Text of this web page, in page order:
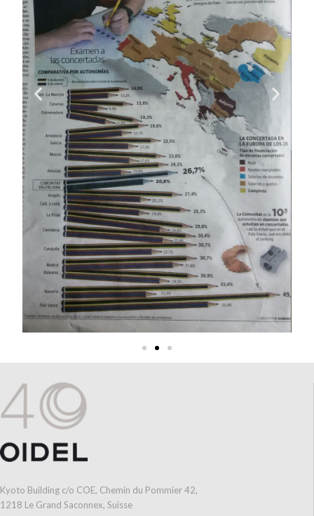
Kyoto Building c/o COE, Chemin du Pommier 42,
1218 Le Grand Saconnex, Suisse